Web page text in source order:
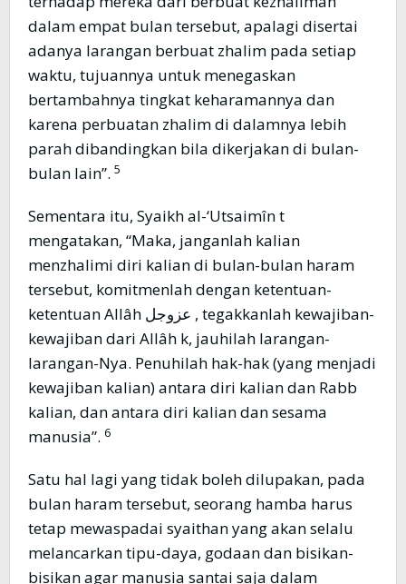
dalam empat bulan tersebut, apalagi disertai
adanya larangan berbuat zhalim pada setiap
waktu, tujuannya untuk menegaskan
bertambahnya tingkat keharamannya dan
karena perbuatan zhalim di dalamnya lebih
parah dibandingkan bila dikerjakan di bulan-
bulan lain”. 5
Sementara itu, Syaikh al-‘Utsaimîn t
mengatakan, “Maka, janganlah kalian
menzhalimi diri kalian di bulan-bulan haram
tersebut, komitmenlah dengan ketentuan-
ketentuan Allâh عزوجل , tegakkanlah kewajiban-
kewajiban dari Allâh k, jauhilah larangan-
larangan-Nya. Penuhilah hak-hak (yang menjadi
kewajiban kalian) antara diri kalian dan Rabb
kalian, dan antara diri kalian dan sesama
manusia”. 6
Satu hal lagi yang tidak boleh dilupakan, pada
bulan haram tersebut, seorang hamba harus
tetap mewaspadai syaithan yang akan selalu
melancarkan tipu-daya, godaan dan bisikan-
bisikan agar manusia santai saja dalam